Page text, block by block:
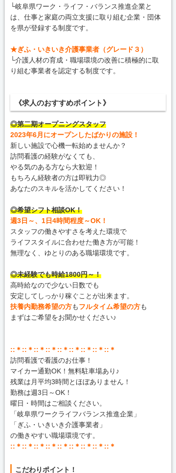
└岐阜県ワーク・ライフ・バランス推進企業と
は、仕事と家庭の両立支援に取り組む企業・団体
を県が登録する制度です。
★ぎふ・いきいき介護事業者（グレード３）
└介護人材の育成・職場環境の改善に積極的に取
り組む事業者を認定する制度です。
《求人のおすすめポイント》
◎第二期オープニングスタッフ
2023年6月にオープンしたばかりの施設！
新しい施設で心機一転始めませんか？
訪問看護の経験がなくても、
やる気のある方なら大歓迎！
もちろん経験者の方は即戦力◎
あなたのスキルを活かしてください！
◎希望シフト相談OK！
週3日～、1日4時間程度～OK！
スタッフの働きやすさを考えた環境で
ライフスタイルに合わせた働き方が可能！
無理なく、ゆとりのある職場環境です。
◎未経験でも時給1800円～！
高時給なので少ない日数でも
安定してしっかり稼ぐことが出来ます。
扶養内勤務希望の方もフルタイム希望の方も
まずはご希望をお聞かせください♪
::＊::＊::＊::＊::＊::＊::＊::＊::＊
訪問看護で看護のお仕事！
マイカー通勤OK！無料駐車場あり♪
残業は月平均3時間とほぼありません！
勤務は週3日～OK！
曜日・時間はご相談ください。
「岐阜県ワークライフバランス推進企業」
「ぎふ・いきいき介護事業者」
の働きやすい職場環境です。
::＊::＊::＊::＊::＊::＊::＊::＊::＊
こだわりポイント！